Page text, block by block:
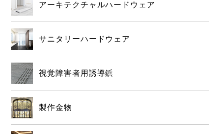
アーキテクチャルハードウェア
サニタリーハードウェア
視覚障害者用誘導鋲
製作金物